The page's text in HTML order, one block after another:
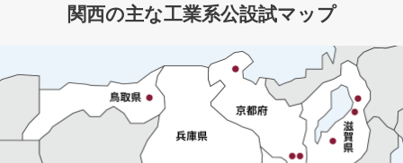
関西の主な工業系公設試マップ